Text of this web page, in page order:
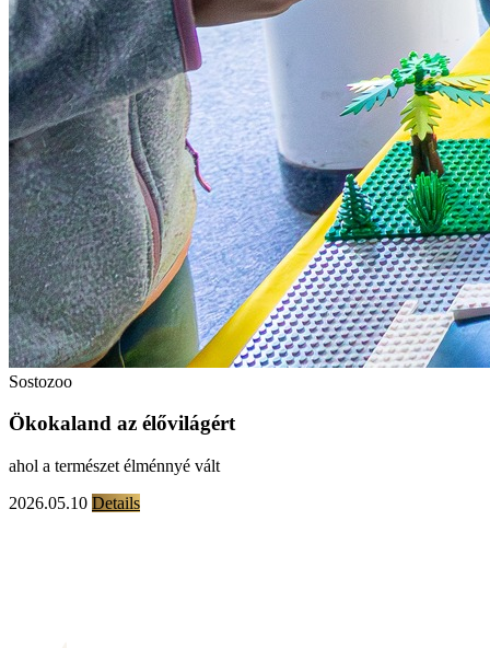
Sostozoo
Ökokaland az élővilágért
ahol a természet élménnyé vált
2026.05.10 Details